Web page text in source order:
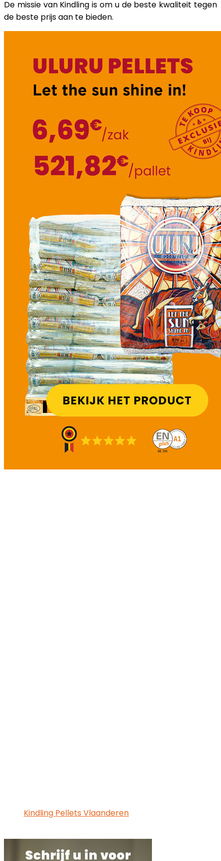
De missie van Kindling is om u de beste kwaliteit tegen
de beste prijs aan te bieden.
Kindling Pellets Vlaanderen